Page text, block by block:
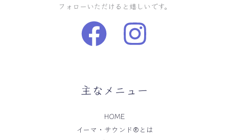
フォローいただけると嬉しいです。
主なメニュー
HOME
イーマ・サウンド®️とは